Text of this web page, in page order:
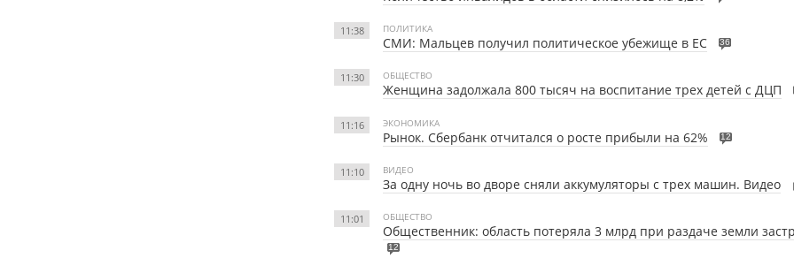
11:38 ПОЛИТИКА
СМИ: Мальцев получил политическое убежище в ЕС 36
11:30 ОБЩЕСТВО
Женщина задолжала 800 тысяч на воспитание трех детей с ДЦП
11:16 ЭКОНОМИКА
Рынок. Сбербанк отчитался о росте прибыли на 62% 12
11:10 ВИДЕО
За одну ночь во дворе сняли аккумуляторы с трех машин. Видео
11:01 ОБЩЕСТВО
Общественник: область потеряла 3 млрд при раздаче земли
12